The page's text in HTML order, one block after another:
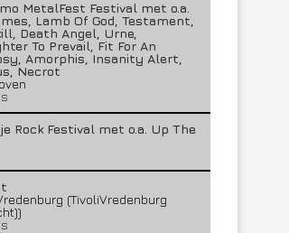
MetalFest Festival met o.a.
Lamb Of God, Testament,
Death Angel, Urne,
To Prevail, Fit For An
Amorphis, Insanity Alert,
Necrot
Rock Festival met o.a. Up The
(TivoliVredenburg